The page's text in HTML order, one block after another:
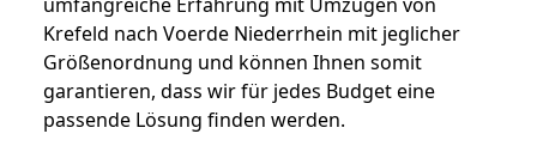
Krefeld nach Voerde Niederrhein mit jeglicher
Größenordnung und können Ihnen somit
garantieren, dass wir für jedes Budget eine
passende Lösung finden werden.